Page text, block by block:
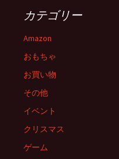
カテゴリー
Amazon
おもちゃ
お買い物
その他
イベント
クリスマス
ゲーム